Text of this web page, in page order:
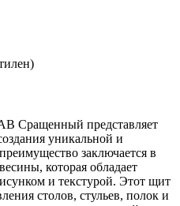
Сращенный представляет
уникальной и
заключается в
которая обладает
и текстурой. Этот щит
столов, стульев, полок и